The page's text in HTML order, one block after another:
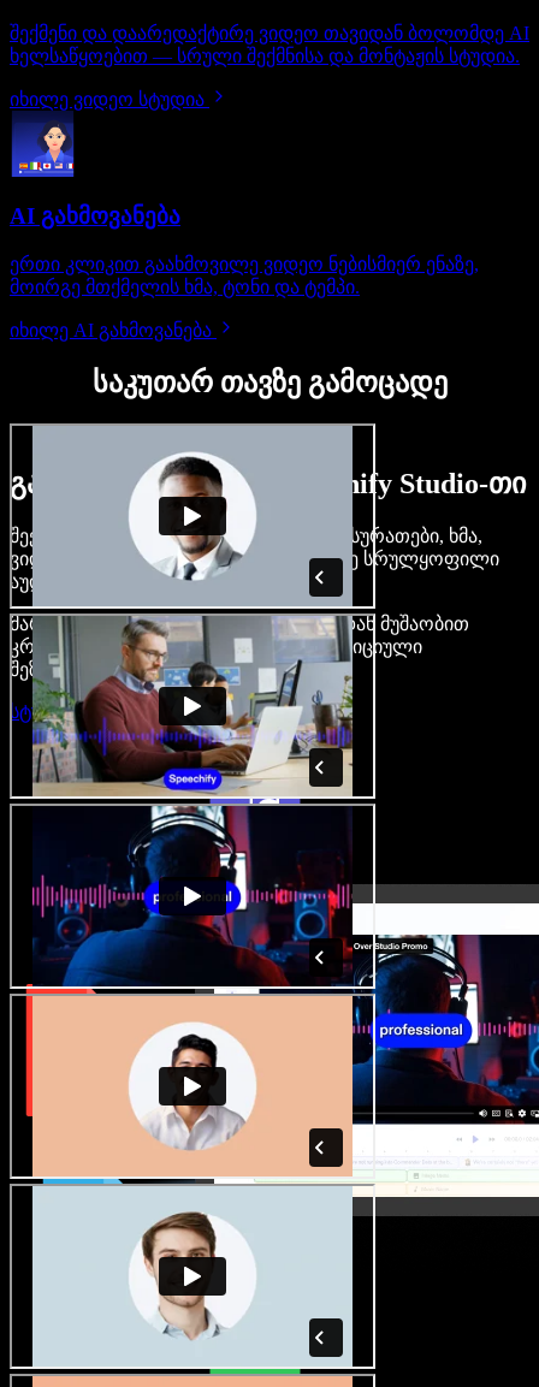
შექმენი და დაარედაქტირე ვიდეო თავიდან ბოლომდე AI
ხელსაწყოებით — სრული შექმნისა და მონტაჟის სტუდია.
იხილე ვიდეო სტუდია
AI გახმოვანება
ერთი კლიკით გაახმოვილე ვიდეო ნებისმიერ ენაზე,
მოირგე მთქმელის ხმა, ტონი და ტემპი.
იხილე AI გახმოვანება
საკუთარ თავზე გამოცადე
გაიგე, რას შეძლებ Speechify Studio-თი
შექმენი გახმოვანება, დაამატე უფასო სურათები, ხმა,
ვიდეო, დააკლონირე შენი ხმა — ააწყე სრულყოფილი
აუდიო-ვიდეო პროექტები.
მარტივი ინტერფეისით და ბრაუზერიდან მუშაობით
კრეატორები თავისუფლდებიან ტრადიციული
შეზღუდვებისგან.
სტუდიის გახსნა